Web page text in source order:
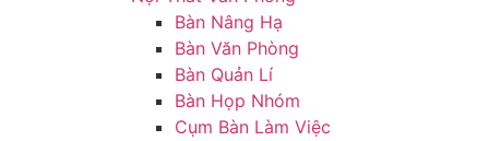
Bàn Nâng Hạ
Bàn Văn Phòng
Bàn Quản Lí
Bàn Họp Nhóm
Cụm Bàn Làm Việc